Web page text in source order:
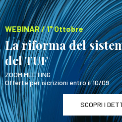
WEBINAR / 1° Ottobre
La riforma del
del TUF
ZOOM MEETING
Offerte per iscrizioni entro il 10/09
SCOPRI I